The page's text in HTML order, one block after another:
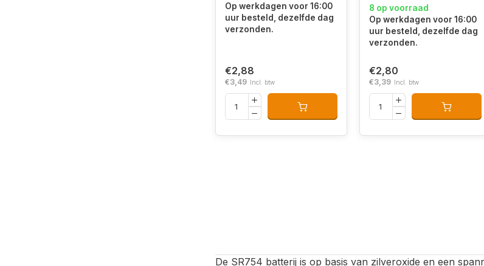
Op werkdagen voor 16:00
uur besteld, dezelfde dag
verzonden.
€2,88
€3,49 Incl. btw
8 op voorraad
Op werkdagen voor 16:00
uur besteld, dezelfde dag
verzonden.
€2,80
€3,39 Incl. btw
De SR754 batterij is op basis van zilveroxide en een